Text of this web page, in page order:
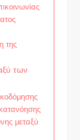
της
των
μεταξύ